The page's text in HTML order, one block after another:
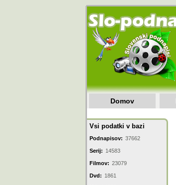
Domov
Vsi podatki v bazi
Podnapisov: 37662
Serij: 14583
Filmov: 23079
Dvd: 1861